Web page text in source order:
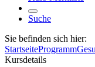
Suche
Sie befinden sich hier:
StartseiteProgramm
Kursdetails